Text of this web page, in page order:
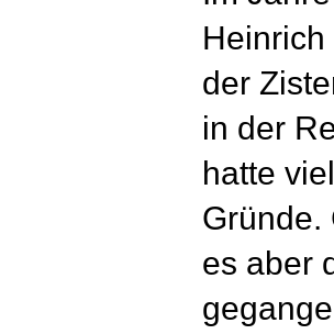
der
in der
hatte
Gründe.
es aber